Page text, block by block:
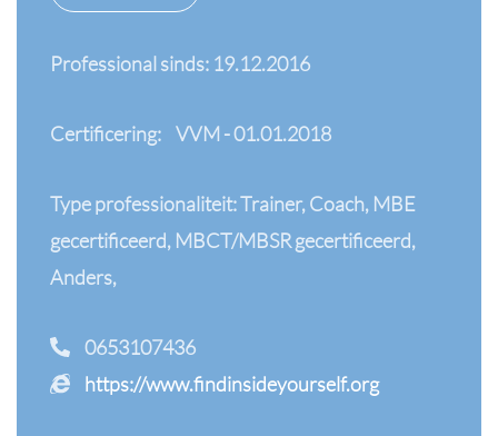
Professional sinds: 19.12.2016
Certificering: VVM - 01.01.2018
Type professionaliteit: Trainer, Coach, MBE
gecertificeerd, MBCT/MBSR gecertificeerd,
Anders,
0653107436
https://www.findinsideyourself.org